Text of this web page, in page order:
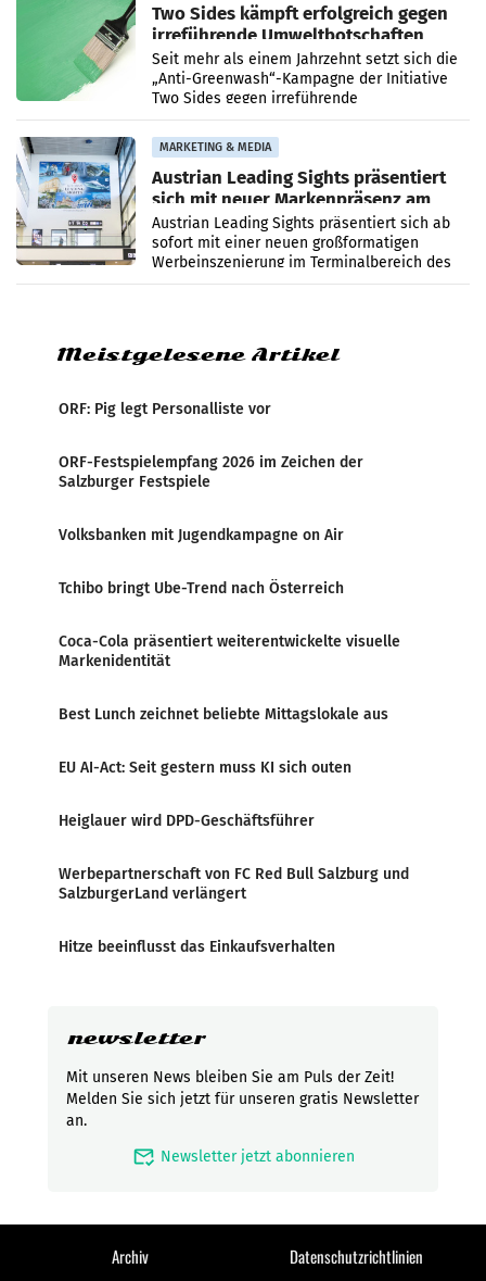
Two Sides kämpft erfolgreich gegen
irreführende Umweltbotschaften
beim Papiereinsatz
Seit mehr als einem Jahrzehnt setzt sich die
„Anti-Greenwash“-Kampagne der Initiative
Two Sides gegen irreführende
Umweltaussagen bei Papierkommunikation
und papierbasierten Verpackungen
MARKETING & MEDIA
Austrian Leading Sights präsentiert
sich mit neuer Markenpräsenz am
Flughafen Wien
Austrian Leading Sights präsentiert sich ab
sofort mit einer neuen großformatigen
Werbeinszenierung im Terminalbereich des
Flughafen Wien. Die Präsenz befindet sich im
Meistgelesene Artikel
ORF: Pig legt Personalliste vor
ORF-Festspielempfang 2026 im Zeichen der
Salzburger Festspiele
Volksbanken mit Jugendkampagne on Air
Tchibo bringt Ube-Trend nach Österreich
Coca-Cola präsentiert weiterentwickelte visuelle
Markenidentität
Best Lunch zeichnet beliebte Mittagslokale aus
EU AI-Act: Seit gestern muss KI sich outen
Heiglauer wird DPD-Geschäftsführer
Werbepartnerschaft von FC Red Bull Salzburg und
SalzburgerLand verlängert
Hitze beeinflusst das Einkaufsverhalten
newsletter
Mit unseren News bleiben Sie am Puls der Zeit!
Melden Sie sich jetzt für unseren gratis Newsletter
an.
mark_email_read Newsletter jetzt abonnieren
Archiv
Datenschutzrichtlinien